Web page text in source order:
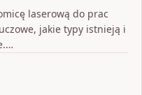
laserową do prac
jakie typy istnieją i